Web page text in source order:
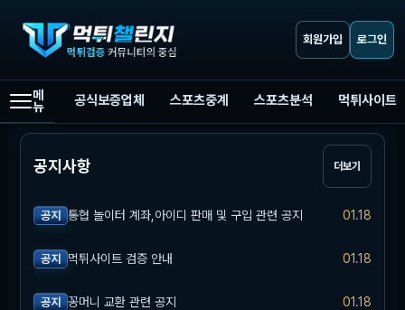
회원가입 로그인
메
뉴
공식보증업체 스포츠중계 스포츠분석 먹튀사이트
공지사항 더보기
공지 통협 놀이터 계좌,아이디 판매 및 구입 관련 공지 01.18
공지 먹튀사이트 검증 안내 01.18
공지 꽁머니 교환 관련 공지 01.18